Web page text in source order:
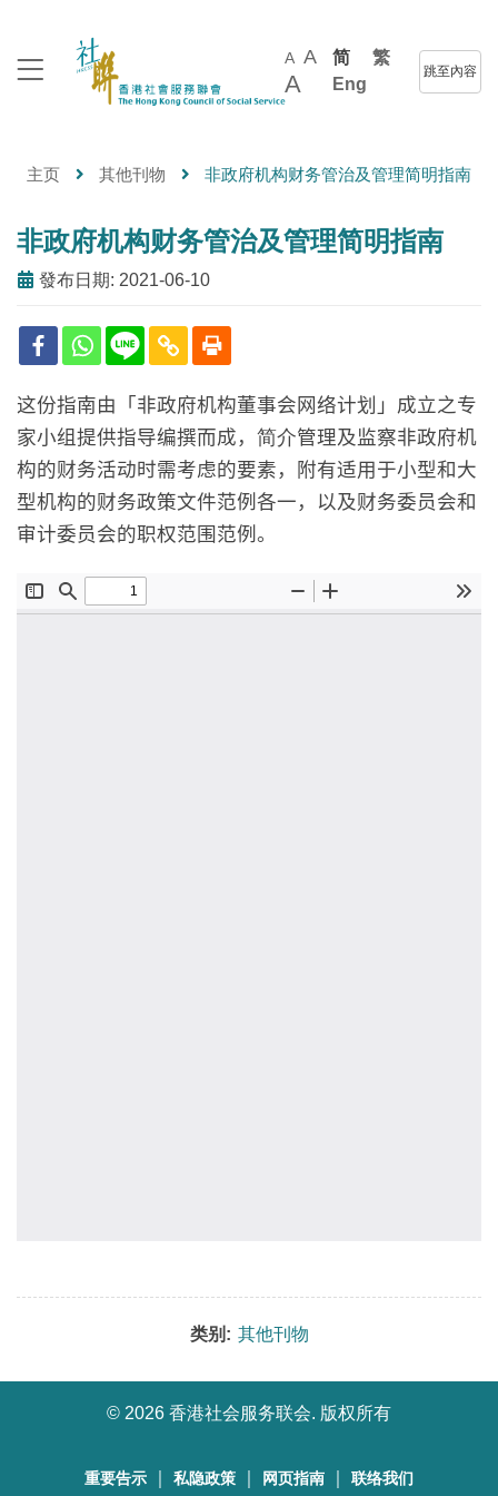
A A
A
简
繁
Eng
跳至內容
主页 其他刊物 非政府机构财务管治及管理简明指南
非政府机构财务管治及管理简明指南
發布日期: 2021-06-10
这份指南由「非政府机构董事会网络计划」成立之专
家小组提供指导编撰而成， 简介管理及监察非政府机
构的财务活动时需考虑的要素，附有适用于小型和大
型机构的财务政策文件范例各一，以及财务委员会和
审计委员会的职权范围范例。
类别: 其他刊物
© 2026 香港社会服务联会. 版权所有
重要告示 私隐政策 网页指南 联络我们